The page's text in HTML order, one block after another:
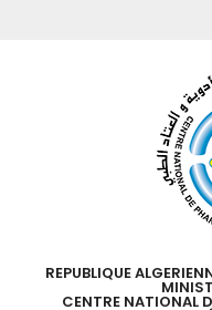
REPUBLIQUE
CENTRE NATIONAL